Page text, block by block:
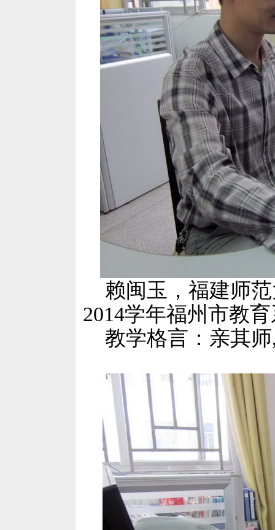
赖闽玉，福建师范
2014学年福州市教
教学格言：亲其师